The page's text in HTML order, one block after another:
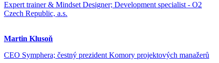
Expert trainer & Mindset Designer; Development specialist - O2
Czech Republic, a.s.
Martin Klusoň
CEO Symphera; čestný prezident Komory projektových manažerů